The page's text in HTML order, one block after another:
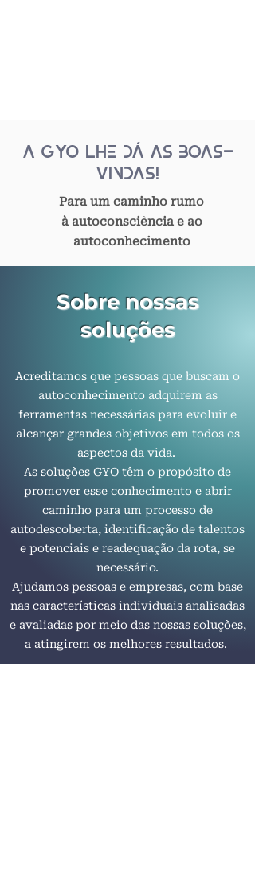
a GYO lhe dá as boas-
vindas!
Para um caminho rumo
à autoconsciênciae ao
autoconhecimento
Sobre nossas
soluções
Acreditamos que pessoas que buscam o
autoconhecimento adquirem as
ferramentas necessárias para evoluir e
alcançar grandes objetivos em todos os
aspectos da vida.
As soluções GYO têm o propósito de
promover esse conhecimento e abrir
caminho para um processo de
autodescoberta, identificação de talentos
e potenciais e readequação da rota, se
necessário.
Ajudamos pessoas e empresas, com base
nas características individuais analisadas
e avaliadas por meio das nossas soluções,
a atingirem os melhores resultados.